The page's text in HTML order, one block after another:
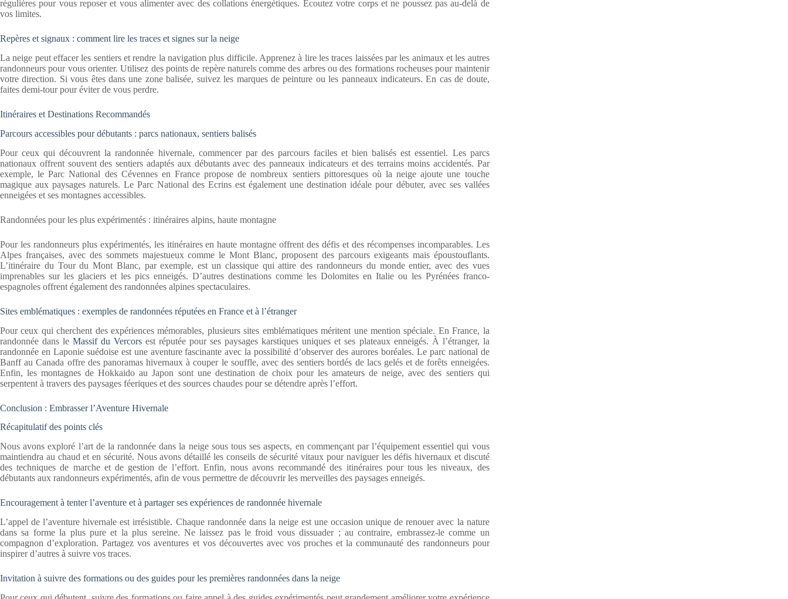
régulières pour vous reposer et vous alimenter avec des collations énergétiques. Écoutez votre corps et ne poussez pas au-delà de
vos limites.
Repères et signaux : comment lire les traces et signes sur la neige
La neige peut effacer les sentiers et rendre la navigation plus difficile. Apprenez à lire les traces laissées par les animaux et les autres
randonneurs pour vous orienter. Utilisez des points de repère naturels comme des arbres ou des formations rocheuses pour maintenir
votre direction. Si vous êtes dans une zone balisée, suivez les marques de peinture ou les panneaux indicateurs. En cas de doute,
faites demi-tour pour éviter de vous perdre.
Itinéraires et Destinations Recommandés
Parcours accessibles pour débutants : parcs nationaux, sentiers balisés
Pour ceux qui découvrent la randonnée hivernale, commencer par des parcours faciles et bien balisés est essentiel. Les parcs
nationaux offrent souvent des sentiers adaptés aux débutants avec des panneaux indicateurs et des terrains moins accidentés. Par
exemple, le Parc National des Cévennes en France propose de nombreux sentiers pittoresques où la neige ajoute une touche
magique aux paysages naturels. Le Parc National des Ecrins est également une destination idéale pour débuter, avec ses vallées
enneigées et ses montagnes accessibles.
Randonnées pour les plus expérimentés : itinéraires alpins, haute montagne
Pour les randonneurs plus expérimentés, les itinéraires en haute montagne offrent des défis et des récompenses incomparables. Les
Alpes françaises, avec des sommets majestueux comme le Mont Blanc, proposent des parcours exigeants mais époustouflants.
L’itinéraire du Tour du Mont Blanc, par exemple, est un classique qui attire des randonneurs du monde entier, avec des vues
imprenables sur les glaciers et les pics enneigés. D’autres destinations comme les Dolomites en Italie ou les Pyrénées franco-
espagnoles offrent également des randonnées alpines spectaculaires.
Sites emblématiques : exemples de randonnées réputées en France et à l’étranger
Pour ceux qui cherchent des expériences mémorables, plusieurs sites emblématiques méritent une mention spéciale. En France, la
randonnée dans leMassif du Vercors est réputée pour ses paysages karstiques uniques et ses plateaux enneigés. À l’étranger, la
randonnée en Laponie suédoise est une aventure fascinante avec la possibilité d’observer des aurores boréales. Le parc national de
Banff au Canada offre des panoramas hivernaux à couper le souffle, avec des sentiers bordés de lacs gelés et de forêts enneigées.
Enfin, les montagnes de Hokkaido au Japon sont une destination de choix pour les amateurs de neige, avec des sentiers qui
serpentent à travers des paysages féeriques et des sources chaudes pour se détendre après l’effort.
Conclusion : Embrasser l’Aventure Hivernale
Récapitulatif des points clés
Nous avons exploré l’art de la randonnée dans la neige sous tous ses aspects, en commençant par l’équipement essentiel qui vous
maintiendra au chaud et en sécurité. Nous avons détaillé les conseils de sécurité vitaux pour naviguer les défis hivernaux et discuté
des techniques de marche et de gestion de l’effort. Enfin, nous avons recommandé des itinéraires pour tous les niveaux, des
débutants aux randonneurs expérimentés, afin de vous permettre de découvrir les merveilles des paysages enneigés.
Encouragement à tenter l’aventure et à partager ses expériences de randonnée hivernale
L’appel de l’aventure hivernale est irrésistible. Chaque randonnée dans la neige est une occasion unique de renouer avec la nature
dans sa forme la plus pure et la plus sereine. Ne laissez pas le froid vous dissuader ; au contraire, embrassez-le comme un
compagnon d’exploration. Partagez vos aventures et vos découvertes avec vos proches et la communauté des randonneurs pour
inspirer d’autres à suivre vos traces.
Invitation à suivre des formations ou des guides pour les premières randonnées dans la neige